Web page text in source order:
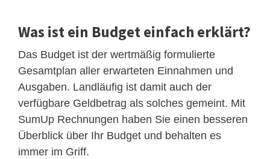
Was ist ein Budget einfach erklärt?
Das Budget ist der wertmäßig formulierte
Gesamtplan aller erwarteten Einnahmen und
Ausgaben. Landläufig ist damit auch der
verfügbare Geldbetrag als solches gemeint. Mit
SumUp Rechnungen haben Sie einen besseren
Überblick über Ihr Budget und behalten es
immer im Griff.